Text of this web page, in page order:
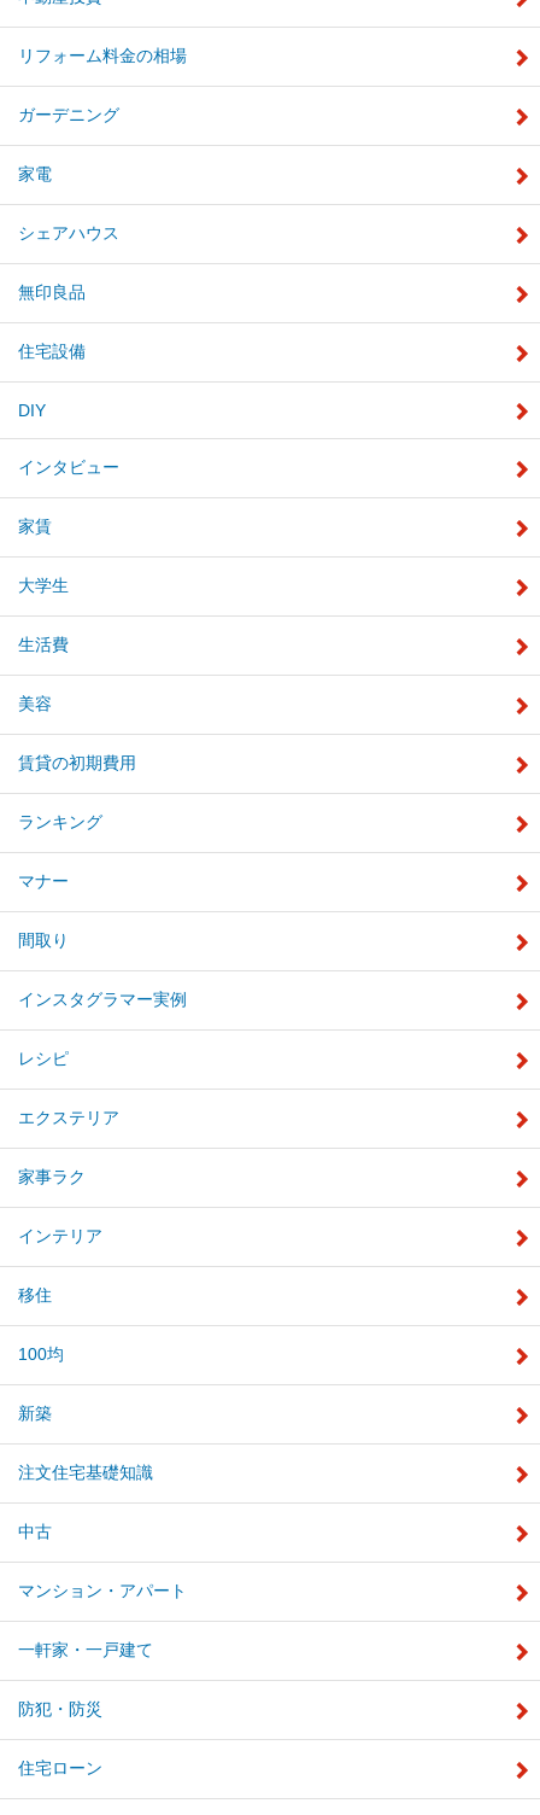
リフォーム料金の相場
ガーデニング
家電
シェアハウス
無印良品
住宅設備
DIY
インタビュー
家賃
大学生
生活費
美容
賃貸の初期費用
ランキング
マナー
間取り
インスタグラマー実例
レシピ
エクステリア
家事ラク
インテリア
移住
100均
新築
注文住宅基礎知識
中古
マンション・アパート
一軒家・一戸建て
防犯・防災
住宅ローン